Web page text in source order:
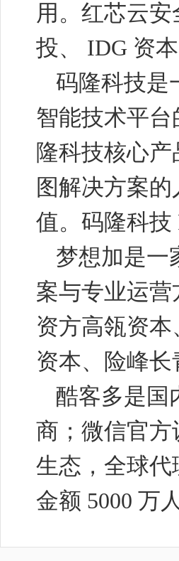
用。红芯云安
投、 IDG 资本
码隆科技是
智能技术平
隆科技核心产
图解决方案
值。码隆科技
梦想加是一
案与专业运
资方高瓴资本
资本、险峰长
酷客多是国
商；微信官
生态，全球代
金额 5000 万